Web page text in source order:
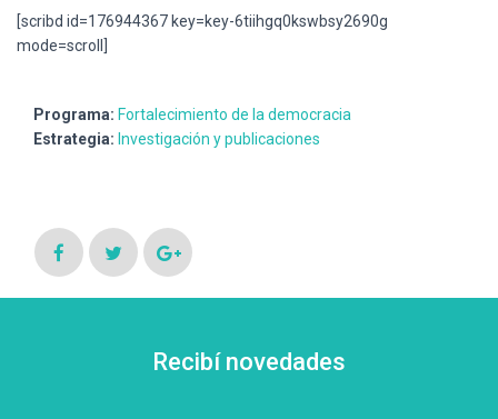
[scribd id=176944367 key=key-6tiihgq0kswbsy2690g
mode=scroll]
Programa: Fortalecimiento de la democracia
Estrategia: Investigación y publicaciones
Recibí novedades